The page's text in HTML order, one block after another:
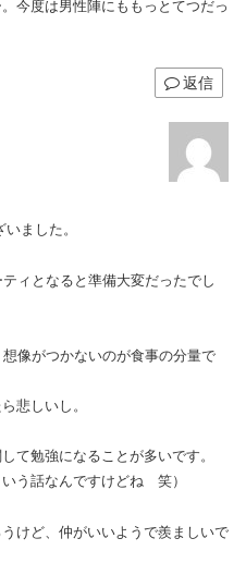
今度は男性陣にももっとてつだっ
返信
ました。
ィとなると準備大変だったでし
像がつかないのが食事の分量で
悲しいし。
て勉強になることが多いです。
いう話なんですけどね 笑）
けど、仲がいいようで羨ましいで